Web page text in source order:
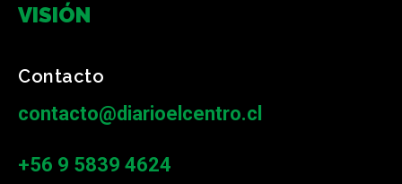
VISIÓN
Contacto
contacto@diarioelcentro.cl
+56 9 5839 4624